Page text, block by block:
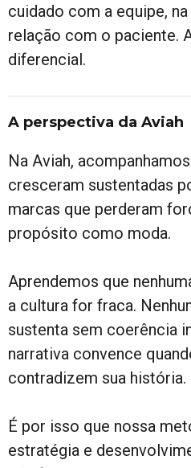
cuidado com a equipe,
relação com o paciente.
diferencial.
A perspectiva da Aviah
Na Aviah,
cresceram sustentadas
marcas que perderam
propósito como moda.
Aprendemos que
a cultura for fraca.
sustenta sem coerência
narrativa convence
contradizem sua história.
É por isso que nossa
estratégia e